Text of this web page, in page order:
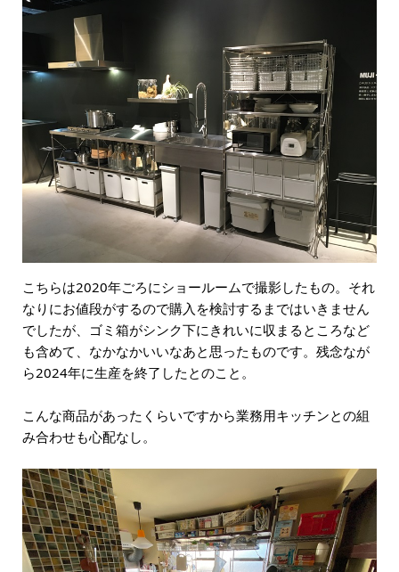
こちらは2020年ごろにショールームで撮影したもの。それ
なりにお値段がするので購入を検討するまではいきません
でしたが、ゴミ箱がシンク下にきれいに収まるところなど
も含めて、なかなかいいなあと思ったものです。残念なが
ら2024年に生産を終了したとのこと。
こんな商品があったくらいですから業務用キッチンとの組
み合わせも心配なし。